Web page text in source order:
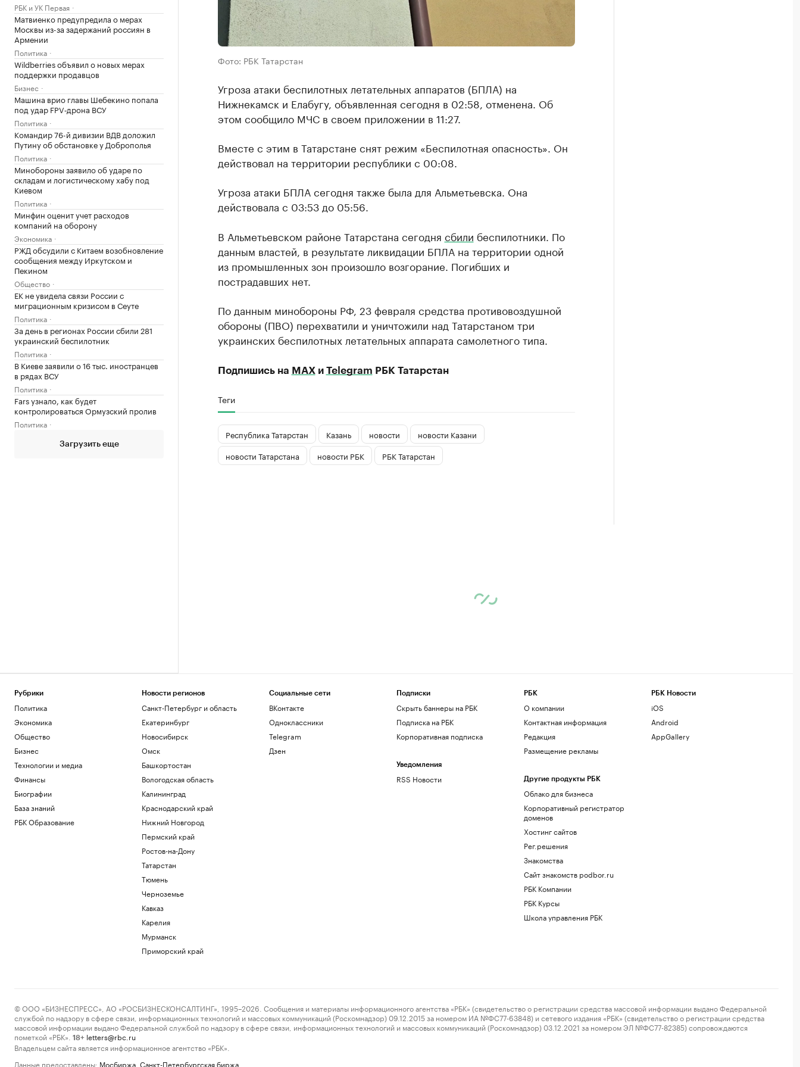
РБК и УК Первая
Матвиенко предупредила о мерах
Москвы из-за задержаний россиян в
Армении
Политика
Wildberries объявил о новых мерах
поддержки продавцов
Бизнес
Машина врио главы Шебекино попала
под удар FPV‑дрона ВСУ
Политика
Командир 76-й дивизии ВДВ доложил
Путину об обстановке у Доброполья
Политика
Минобороны заявило об ударе по
складам и логистическому хабу под
Киевом
Политика
Минфин оценит учет расходов
компаний на оборону
Экономика
РЖД обсудили с Китаем возобновление
сообщения между Иркутском и
Пекином
Общество
ЕК не увидела связи России с
миграционным кризисом в Сеуте
Политика
За день в регионах России сбили 281
украинский беспилотник
Политика
В Киеве заявили о 16 тыс. иностранцев
в рядах ВСУ
Политика
Fars узнало, как будет
контролироваться Ормузский пролив
Политика
Загрузить еще
Фото: РБК Татарстан
Угроза атаки беспилотных летательных аппаратов (БПЛА) на
Нижнекамск и Елабугу, объявленная сегодня в 02:58, отменена. Об
этом сообщило МЧС в своем приложении в 11:27.
Вместе с этим в Татарстане снят режим «Беспилотная опасность». Он
действовал на территории республики с 00:08.
Угроза атаки БПЛА сегодня также была для Альметьевска. Она
действовала с 03:53 до 05:56.
В Альметьевском районе Татарстана сегодня сбили беспилотники. По
данным властей, в результате ликвидации БПЛА на территории одной
из промышленных зон произошло возгорание. Погибших и
пострадавших нет.
По данным минобороны РФ, 23 февраля средства противовоздушной
обороны (ПВО) перехватили и уничтожили над Татарстаном три
украинских беспилотных летательных аппарата самолетного типа.
Подпишись на MAXи Telegram РБК Татарстан
Теги
Республика Татарстан Казань новости
новости Казани
новости Татарстана
новости РБК РБК Татарстан
Рубрики
Политика
Экономика
Общество
Бизнес
Технологии и медиа
Финансы
Биографии
База знаний
РБК Образование
Новости регионов
Санкт-Петербург и область
Екатеринбург
Новосибирск
Омск
Башкортостан
Вологодская область
Калининград
Краснодарский край
Нижний Новгород
Пермский край
Ростов-на-Дону
Татарстан
Тюмень
Черноземье
Кавказ
Карелия
Мурманск
Приморский край
Социальные сети
ВКонтакте
Одноклассники
Telegram
Дзен
Подписки
Скрыть баннеры на РБК
Подписка на РБК
Корпоративная подписка
Уведомления
RSS Новости
РБК
О компании
Контактная информация
Редакция
Размещение рекламы
Другие продукты РБК
Облако для бизнеса
Корпоративный регистратор
доменов
Хостинг сайтов
Рег.решения
Знакомства
Сайт знакомств podbor.ru
РБК Компании
РБК Курсы
Школа управления РБК
РБК Новости
iOS
Android
AppGallery
© ООО «БИЗНЕСПРЕСС», АО «РОСБИЗНЕСКОНСАЛТИНГ», 1995–2026. Сообщения и материалы информационного агентства «РБК» (свидетельство о регистрации средства массовой информации выдано Федеральной
службой по надзору в сфере связи, информационных технологий и массовых коммуникаций (Роскомнадзор) 09.12.2015 за номером ИА №ФС77-63848) и сетевого издания «РБК» (свидетельство о регистрации средства
массовой информации выдано Федеральной службой по надзору в сфере связи, информационных технологий и массовых коммуникаций (Роскомнадзор) 03.12.2021 за номером ЭЛ №ФС77-82385) сопровождаются
пометкой «РБК».
18+ letters@rbc.ru
Владельцем сайта является информационное агентство «РБК».
Данные предоставлены: Мосбиржа Санкт-Петербургская биржа